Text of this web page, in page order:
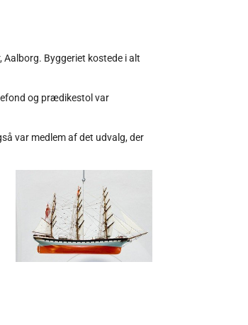
Byggeriet kostede i alt
og prædikestol var
var medlem af det udvalg, der